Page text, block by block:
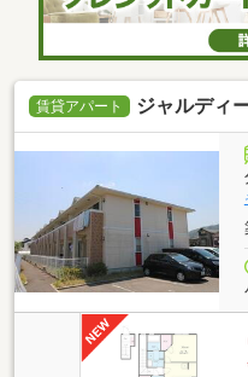
賃貸アパート ジャルディ